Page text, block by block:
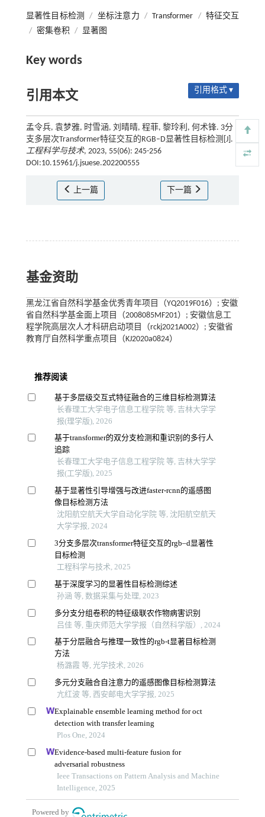
显著性目标检测 / 坐标注意力 / Transformer / 特征交互
/ 密集卷积 / 显著图
Key words
引用本文 引用格式 ▾
孟令兵, 袁梦雅, 时雪涵, 刘晴晴, 程菲, 黎玲利, 何术锋. 3分
支多层次Transformer特征交互的RGB–D显著性目标检测[J].
工程科学与技术, 2023, 55(06): 245-256
DOI:10.15961/j.jsuese.202200555
上一篇 下一篇
基金资助
黑龙江省自然科学基金优秀青年项目（YQ2019F016）; 安徽
省自然科学基金面上项目（2008085MF201）; 安徽信息工
程学院高层次人才科研启动项目（rckj2021A002）; 安徽省
教育厅自然科学重点项目（KJ2020a0824）